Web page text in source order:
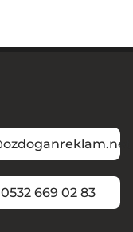
0532 669 02 83